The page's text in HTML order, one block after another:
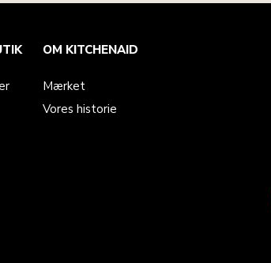
OM KITCHENAID
Mærket
Vores historie